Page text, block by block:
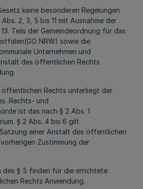
keine besonderen Regelungen
2, 3, 5 bis 11 mit Ausnahme der
Teils der Gemeindeordnung für das
NRW) sowie die
Unternehmen und
des öffentlichen Rechts
öffentlichen Rechts unterliegt der
Rechts- und
ist das nach § 2 Abs. 1
§ 2 Abs. 4 bis 6 gilt
einer Anstalt des öffentlichen
Zustimmung der
des § 5 finden für die errichtete
Rechts Anwendung.